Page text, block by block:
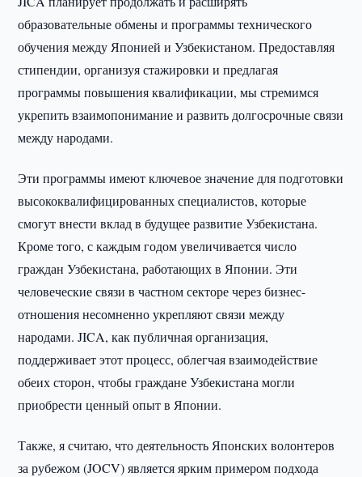
образовательные обмены и программы технического
обучения между Японией и Узбекистаном. Предоставляя
стипендии, организуя стажировки и предлагая
программы повышения квалификации, мы стремимся
укрепить взаимопонимание и развить долгосрочные связи
между народами.
Эти программы имеют ключевое значение для подготовки
высококвалифицированных специалистов, которые
смогут внести вклад в будущее развитие Узбекистана.
Кроме того, с каждым годом увеличивается число
граждан Узбекистана, работающих в Японии. Эти
человеческие связи в частном секторе через бизнес-
отношения несомненно укрепляют связи между
народами. JICA, как публичная организация,
поддерживает этот процесс, облегчая взаимодействие
обеих сторон, чтобы граждане Узбекистана могли
приобрести ценный опыт в Японии.
Также, я считаю, что деятельность Японских волонтеров
за рубежом (JOCV) является ярким примером подхода